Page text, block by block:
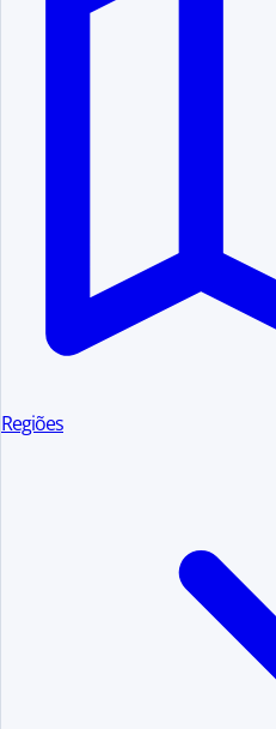
Regiões